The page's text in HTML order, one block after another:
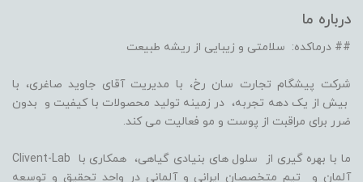
درباره ما
## درماکده: سلامتی و زیبایی از ریشه طبیعت
شرکت پیشگام تجارت سان رخ، با مدیریت آقای جاوید صاغری، با
بیش از یک دهه تجربه، در زمینه تولید محصولات با کیفیت و بدون
ضرر برای مراقبت از پوست و مو فعالیت می کند.
ما با بهره گیری از سلول های بنیادی گیاهی، همکاری با Clivent-Lab
آلمان و تیم متخصصان ایرانی و آلمانی در واحد تحقیق و توسعه